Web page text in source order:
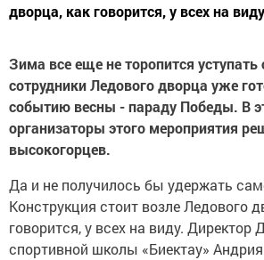
дворца, как говорится, у всех на
Зима все еще не торопится уступать
сотрудники Ледового дворца уже
событию весны - параду Победы. В
организаторы этого мероприятия
высокогорцев.
Да и не получилось бы удержать
Конструкция стоит возле Ледового
говорится, у всех на виду. Директор
спортивной школы «Биектау»